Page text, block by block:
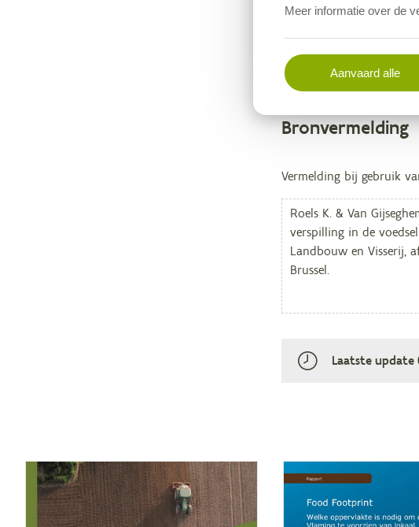
belangrijke rol te
sector kan de basis
Bronvermelding
Vermelding bij gebruik
Laatste update
Meer informatie over de
Aanvaard alle